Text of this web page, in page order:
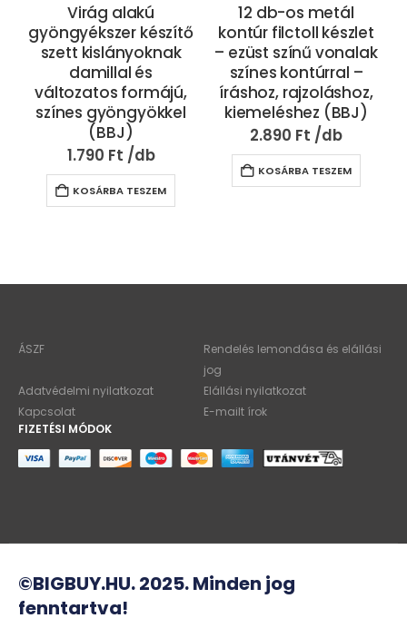
Virág alakú
gyöngyékszer készítő
szett kislányoknak
damillal és
változatos formájú,
színes gyöngyökkel
(BBJ)
1.790 Ft
KOSÁRBA TESZEM
12 db-os metál
kontúr filctoll készlet
– ezüst színű vonalak
színes kontúrral –
íráshoz, rajzoláshoz,
kiemeléshez (BBJ)
2.890 Ft
KOSÁRBA TESZEM
ÁSZF
Rendelés lemondása és elállási
jog
Adatvédelmi nyilatkozat
Elállási nyilatkozat
Kapcsolat
E-mailt írok
FIZETÉSI MÓDOK
©BIGBUY.HU. 2025. Minden jog
fenntartva!